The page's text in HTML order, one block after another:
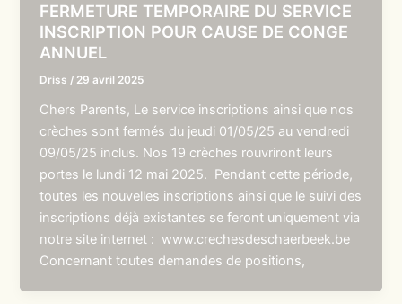
FERMETURE TEMPORAIRE DU SERVICE
INSCRIPTION POUR CAUSE DE CONGE
ANNUEL
Driss / 29 avril 2025
Chers Parents, Le service inscriptions ainsi que nos
crèches sont fermés du jeudi 01/05/25 au vendredi
09/05/25 inclus. Nos 19 crèches rouvriront leurs
portes le lundi 12 mai 2025. Pendant cette période,
toutes les nouvelles inscriptions ainsi que le suivi des
inscriptions déjà existantes se feront uniquement via
notre site internet : www.crechesdeschaerbeek.be
Concernant toutes demandes de positions,